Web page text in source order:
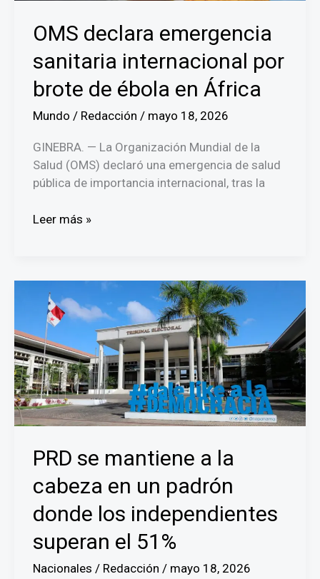
OMS declara emergencia
sanitaria internacional por
brote de ébola en África
Mundo / Redacción / mayo 18, 2026
GINEBRA. — La Organización Mundial de la
Salud (OMS) declaró una emergencia de salud
pública de importancia internacional, tras la
OMS
internacional
por
brote
de
ébola
en
África
Leer más »
PRD se mantiene a la
cabeza en un padrón
donde los independientes
superan el 51%
Nacionales / Redacción / mayo 18, 2026